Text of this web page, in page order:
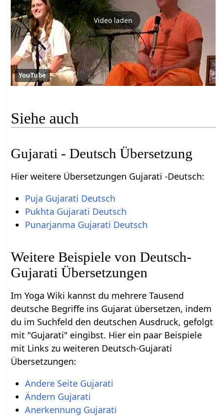
Video laden
YouTube
Siehe auch
Gujarati - Deutsch Übersetzung
Hier weitere Übersetzungen Gujarati -Deutsch:
Puja Gujarati Deutsch
Pukhta Gujarati Deutsch
Punarjanma Gujarati Deutsch
Weitere Beispiele von Deutsch-
Gujarati Übersetzungen
Im Yoga Wiki kannst du mehrere Tausend
deutsche Begriffe ins Gujarat übersetzen, indem
du im Suchfeld den deutschen Ausdruck, gefolgt
mit "Gujarati" eingibst. Hier ein paar Beispiele
mit Links zu weiteren Deutsch-Gujarati
Übersetzungen:
Andere Seite Gujarati
Ändern Gujarati
Anerkennung Gujarati